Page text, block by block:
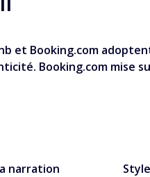
et Booking.com
Booking.com mise
narration